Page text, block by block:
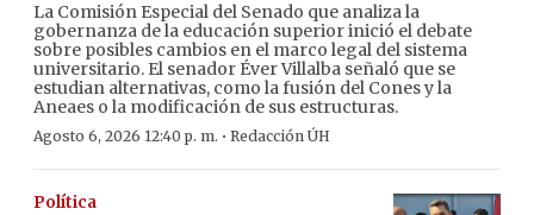
La Comisión Especial del Senado que analiza la
gobernanza de la educación superior inició el debate
sobre posibles cambios en el marco legal del sistema
universitario. El senador Éver Villalba señaló que se
estudian alternativas, como la fusión del Cones y la
Aneaes o la modificación de sus estructuras.
Agosto 6, 2026 12:40 p. m. · Redacción ÚH
Política